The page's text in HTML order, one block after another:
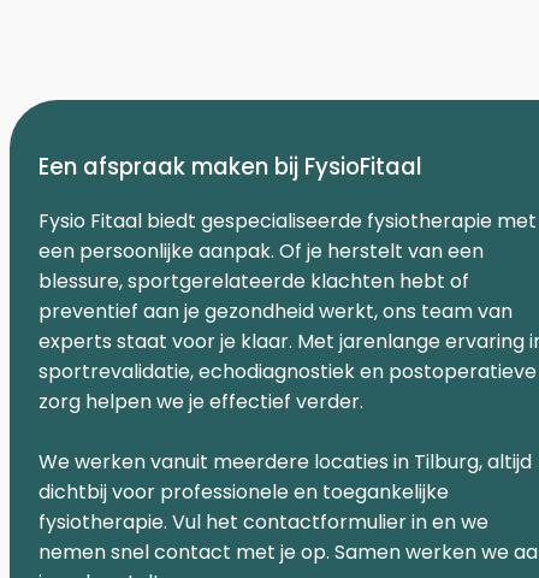
Een afspraak maken bij FysioFitaal
Fysio Fitaal biedt gespecialiseerde fysiotherapie met
een persoonlijke aanpak. Of je herstelt van een
blessure, sportgerelateerde klachten hebt of
preventief aan je gezondheid werkt, ons team van
experts staat voor je klaar. Met jarenlange ervaring
sportrevalidatie, echodiagnostiek en postoperatieve
zorg helpen we je effectief verder.
We werken vanuit meerdere locaties in Tilburg, altijd
dichtbij voor professionele en toegankelijke
fysiotherapie. Vul het contactformulier in en we
nemen snel contact met je op. Samen werken we